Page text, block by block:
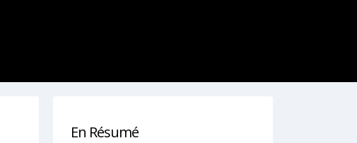
En Résumé